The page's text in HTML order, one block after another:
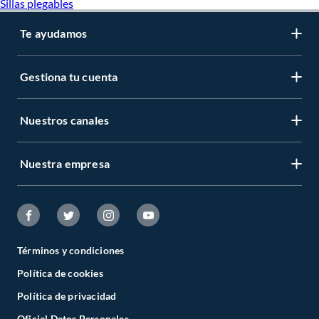
disminuye.
Depende del material. La mayoría de platos de silicona y plástico BPA free son
aptos para microondas. Revisa especificaciones del producto.
Sillas plegables
Te ayudamos
Gestiona tu cuenta
Nuestros canales
Nuestra empresa
Términos y condiciones
Política de cookies
Política de privacidad